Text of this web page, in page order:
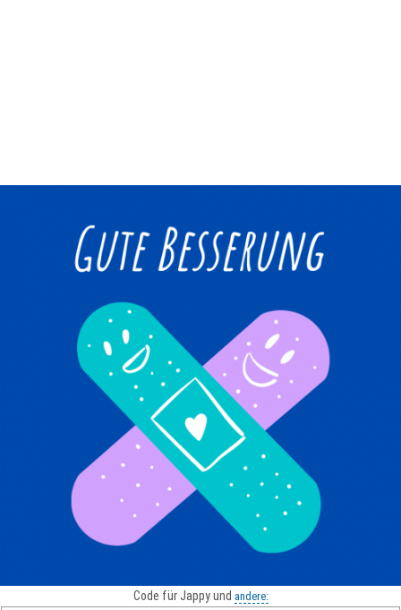
Code für Jappy und andere: